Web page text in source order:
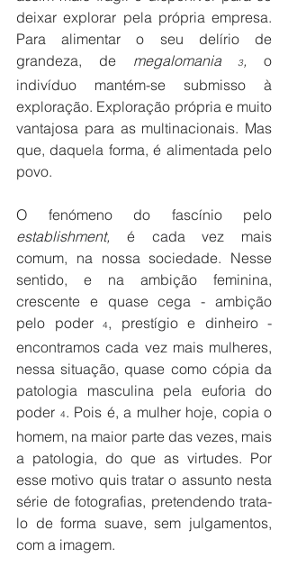
deixar explorar pela própria empresa.
Para alimentar o seu delírio de
grandeza, de megalomania 3, o
indivíduo mantém-se submisso à
exploração. Exploração própria e muito
vantajosa para as multinacionais. Mas
que, daquela forma, é alimentada pelo
povo.
establishment, é cada vez mais
comum, na nossa sociedade. Nesse
sentido, e na ambição feminina,
crescente e quase cega - ambição
pelo poder
4, prestígio e dinheiro -
encontramos cada vez mais mulheres,
nessa situação, quase como cópia da
patologia masculina pela euforia do
poder 4. Pois é, a mulher hoje, copia o
homem, na maior parte das vezes, mais
a patologia, do que as virtudes. Por
esse motivo quis tratar o assunto nesta
série de fotografias, pretendendo trata-
lo de forma suave, sem julgamentos,
com a imagem.